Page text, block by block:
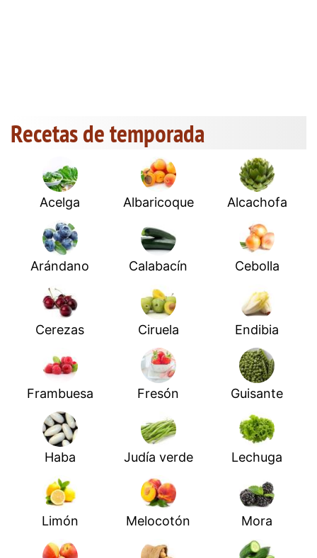
Recetas de temporada
Acelga Albaricoque Alcachofa
Arándano Calabacín Cebolla
Cerezas Ciruela Endibia
Frambuesa Fresón Guisante
Haba Judía verde Lechuga
Limón Melocotón Mora